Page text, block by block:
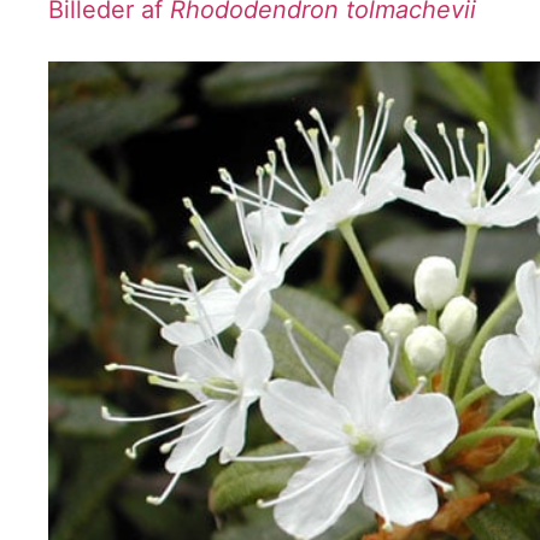
Billeder af Rhododendron tolmachevii